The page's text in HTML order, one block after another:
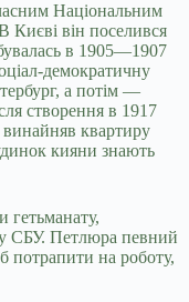
Національним
Києві він поселився
в 1905—1907
демократичну
а потім —
створення в 1917
винайняв квартиру
кияни знають
гетьманату,
СБУ. Петлюра певний
потрапити на роботу,